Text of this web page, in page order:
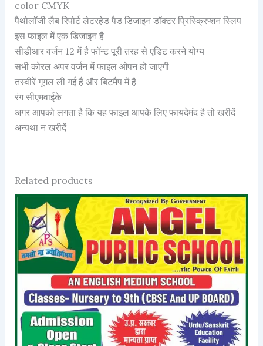
color CMYK
पैथोलॉजी लैब रिपोर्ट लेटरहेड पैड डिजाइन डॉक्टर प्रिस्क्रिप्शन स्लिप
इस फाइल में एक डिजाइन है
सीडीआर वर्जन 12 में है फॉन्ट पूरी तरह से एडिट करने योग्य
सभी कोरल अपर वर्जन में फाइल ओपन हो जाएगी
तस्वीरें गूगल ली गई हैं और बिटमैप में है
रंग सीएमवाईके
अगर आपको लगता है कि यह फाइल आपके लिए फायदेमंद है तो खरीदें
अन्यथा न खरीदें
Related products